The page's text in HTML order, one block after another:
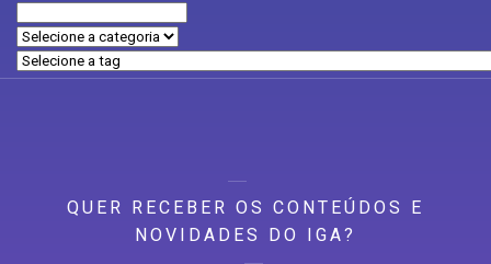
QUER RECEBER OS CONTEÚDOS E
NOVIDADES DO IGA?